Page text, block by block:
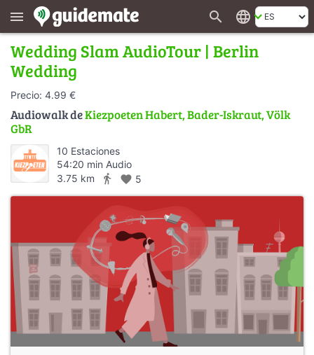
menu search language
Wedding Slam AudioTour | Berlin
Wedding
Precio: 4.99 €
Audiowalk deKiezpoeten Habert, Bader-Iskraut, Völk
GbR
10 Estaciones
54:20 min Audio
3.75 km
directions_walk favorite 5